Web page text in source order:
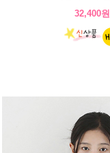
32,400원